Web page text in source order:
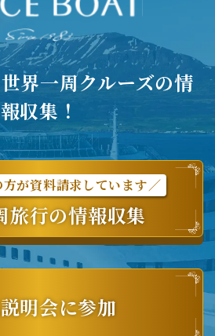
界一周クルーズの情
報収集！
が資料請求しています／
旅行の情報収集
明会に参加